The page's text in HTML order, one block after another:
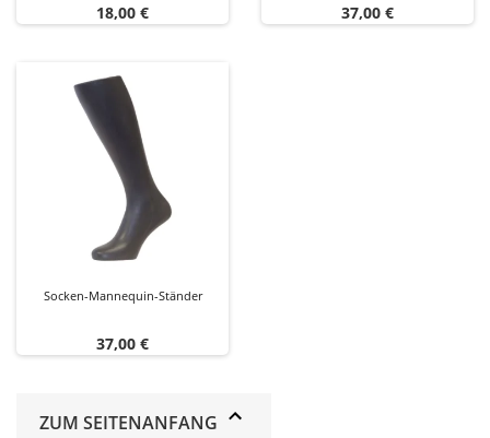
Preis
18,00 € Preis
37,00 €
Socken-Mannequin-Ständer
Preis
37,00 €
ZUM SEITENANFANG